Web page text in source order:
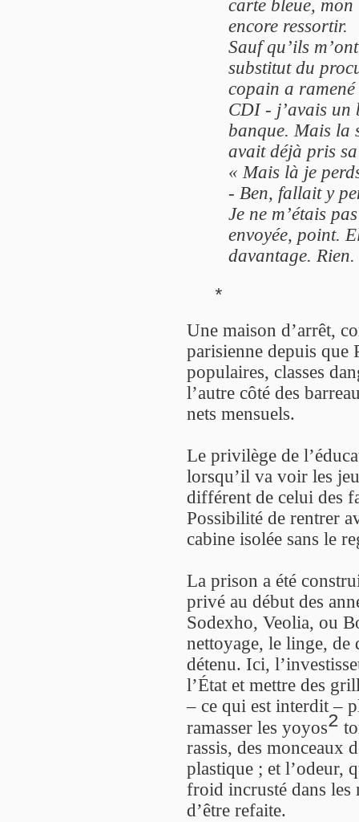
carte bleue,
encore ressortir.
Sauf qu’ils
substitut du
copain a
CDI - j’avais un
banque. Mais la
avait déjà pris
« Mais là je
- Ben, fallait y
Je ne m’étais
envoyée, point.
davantage.
*
Une maison d’arrêt,
parisienne depuis que
populaires, classes
l’autre côté des
nets mensuels.
Le privilège de
lorsqu’il va voir les
différent de celui des
Possibilité de rentrer
cabine isolée sans le
La prison a été
privé au début des
Sodexho, Veolia, ou
nettoyage, le linge, de
détenu. Ici,
l’État et mettre des
– ce qui est interdit –
ramasser les yoyos2
rassis, des monceaux
plastique ; et l’odeur,
froid incrusté dans
d’être refaite.